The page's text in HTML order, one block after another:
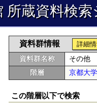
所蔵資料検
資料群情報
詳細
資料群名称
その他
階層
京都大
この階層以下で検索